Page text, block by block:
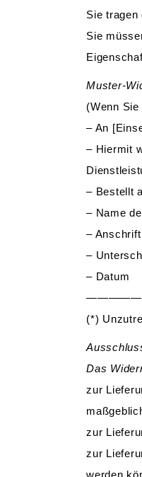
Sie tragen
Sie
Muster-
(Wenn
– An
– Hiermit
– Bestellt
– Name
–
–
– Datum
(*)
Das
zur
zur
zur
werden